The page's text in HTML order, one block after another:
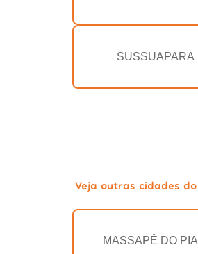
SUSSUAPARA
Veja outras cidades
MASSAPÊ DO